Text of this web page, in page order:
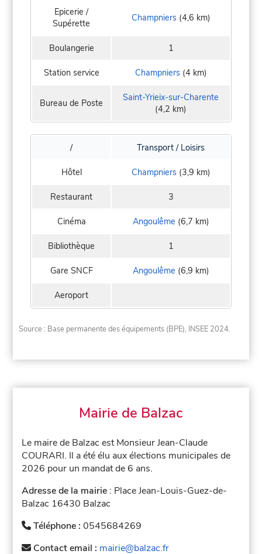
Epicerie /
Supérette
Champniers(4,6 km)
Boulangerie 1
Station service Champniers(4 km)
Bureau de Poste
Saint-Yrieix-sur-Charente
(4,2 km)
/ Transport / Loisirs
Hôtel Champniers(3,9 km)
Restaurant 3
Cinéma Angoulême (6,7 km)
Bibliothèque 1
Gare SNCF Angoulême (6,9 km)
Aeroport
Source : Base permanente des équipements (BPE), INSEE 2024.
Mairie de Balzac
Le maire de Balzac est Monsieur Jean-Claude
COURARI. Il a été élu aux élections municipales de
2026 pour un mandat de 6 ans.
Adresse de la mairie : Place Jean-Louis-Guez-de-
Balzac 16430 Balzac
Téléphone :0545684269
Contact email : mairie@balzac.fr